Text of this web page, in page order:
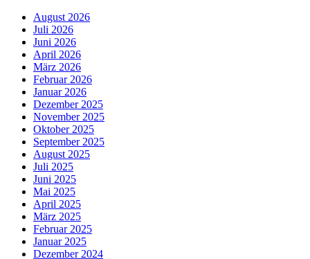
August 2026
Juli 2026
Juni 2026
April 2026
März 2026
Februar 2026
Januar 2026
Dezember 2025
November 2025
Oktober 2025
September 2025
August 2025
Juli 2025
Juni 2025
Mai 2025
April 2025
März 2025
Februar 2025
Januar 2025
Dezember 2024